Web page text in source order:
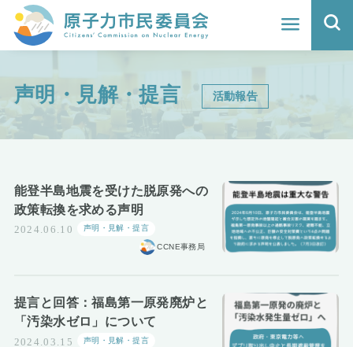
ホーム
よくわかる福島原発事故
どうする？エネルギー
原子力市民委員会について
活動報告
声明・見解・提言 活動報告
能登半島地震を受けた脱原発への
政策転換を求める声明
2024.06.10 声明・見解・提言
CCNE事務局
提言と回答：福島第一原発廃炉と
「汚染水ゼロ」について
2024.03.15 声明・見解・提言